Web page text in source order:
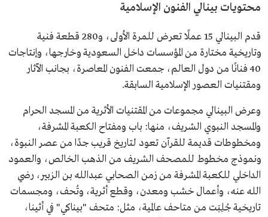
محتويات بينالي الفنون الإسلامية
قدم البينالي 15 عملًا تعرض للمرة الأولى، و280 قطعة فنية
وتاريخية مختارة من المؤسسات داخل السعودية وخارجها، وإنتاجات
40 فنانًا من دول العالم، جمعت الفنون المعاصرة، بجانب الآثار
ومقتنيات العصور الإسلامية السابقة.
وعرض البينالي مجموعات من المقتنيات الأثرية من المسجد الحرام
والمسجد النبوي الشريف، منها: باب ومفتاح الكعبة المشرفة،
ومخطوطات قديمة للقرآن تعود لتاريخ قريب جدًا من عصر النبوة،
ونموذج مخطوط للمصحف الشريف من الذهب الخالص، والعمود
الداخلي للكعبة المشرفة من زمن الصحابي عبدالله بن الزبير، رضي
الله عنه، وأعمال خشب ومعدن، وقطع أثرية، وتُحف، ومجسمات
تاريخية جُلِبَت من متاحف عالمية، مثل: متحف "بيناكي" في أثينا،